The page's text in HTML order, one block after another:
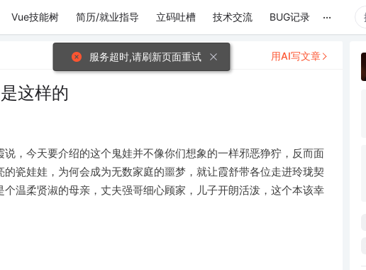
Vue技能树 简历/就业指导 立码吐槽 技术交流 BUG记录 ...
这样的
，今天要介绍的这个鬼娃并不像你们想象的一样邪恶狰狞，反而面
瓷娃娃，为何会成为无数家庭的噩梦，就让霞舒带各位走进玲珑契
温柔贤淑的母亲，丈夫强哥细心顾家，儿子开朗活泼，这个本该幸
用AI写文章
服务超时,请刷新页面重试